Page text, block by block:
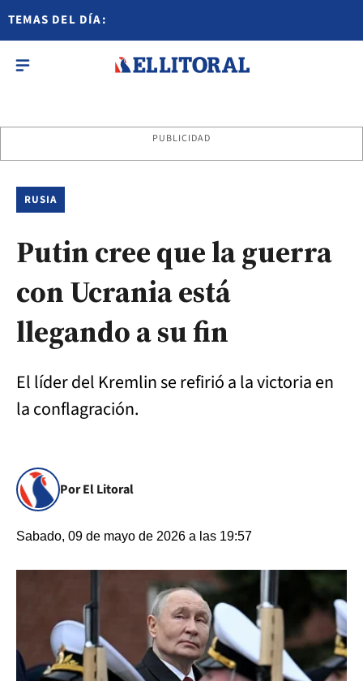
TEMAS DEL DÍA:
PUBLICIDAD
RUSIA
Putin cree que la guerra
con Ucrania está
llegando a su fin
El líder del Kremlin se refirió a la victoria en
la conflagración.
Por El Litoral
Sabado, 09 de mayo de 2026 a las 19:57